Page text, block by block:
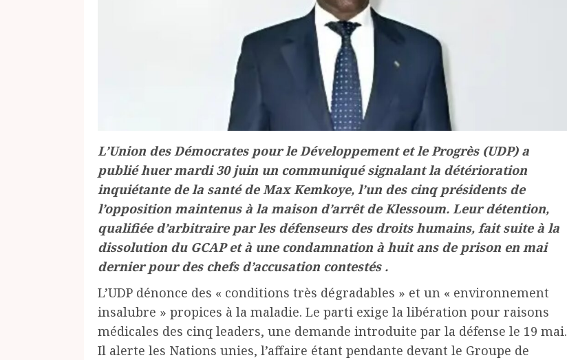
L’Union des Démocrates pour le Développement et le Progrès (UDP) a
publié huer mardi 30 juin un communiqué signalant la détérioration
inquiétante de la santé de Max Kemkoye, l’un des cinq présidents de
l’opposition maintenus à la maison d’arrêt de Klessoum. Leur détention,
qualifiée d’arbitraire par les défenseurs des droits humains, fait suite à la
dissolution du GCAP et à une condamnation à huit ans de prison en mai
dernier pour des chefs d’accusation contestés .
L’UDP dénonce des « conditions très dégradables » et un « environnement
insalubre » propices à la maladie. Le parti exige la libération pour raisons
médicales des cinq leaders, une demande introduite par la défense le 19 mai.
Il alerte les Nations unies, l’affaire étant pendante devant le Groupe de